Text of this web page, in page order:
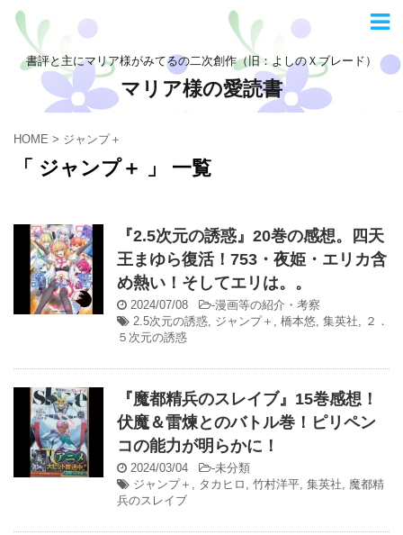
書評と主にマリア様がみてるの二次創作（旧：よしのＸブレード）
マリア様の愛読書
HOME > ジャンプ＋
「 ジャンプ＋ 」 一覧
『2.5次元の誘惑』20巻の感想。四天
王まゆら復活！753・夜姫・エリカ含
め熱い！そしてエリは。。
2024/07/08 -漫画等の紹介・考察
2.5次元の誘惑, ジャンプ＋ , 橋本悠, 集英社, ２．
５次元の誘惑
『魔都精兵のスレイブ』15巻感想！
伏魔＆雷煉とのバトル巻！ピリペン
コの能力が明らかに！
2024/03/04 -未分類
ジャンプ＋ , タカヒロ , 竹村洋平, 集英社, 魔都精
兵のスレイブ